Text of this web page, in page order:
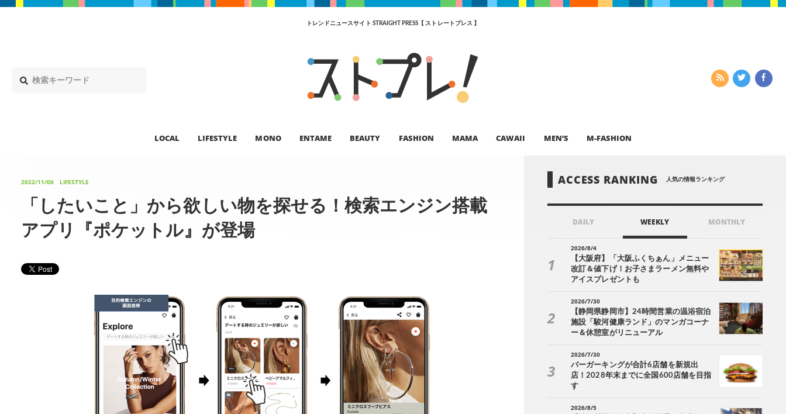
トレンドニュースサイト STRAIGHT PRESS【 ストレートプレス 】
LOCAL LIFESTYLE MONO ENTAME BEAUTY FASHION MAMA CAWAII MEN’S M-FASHION
2022/11/06 LIFESTYLE
「したいこと」から欲しい物を探せる！検索エンジン搭載
アプリ『ポケットル』が登場
ACCESS RANKING 人気の情報ランキング
DAILY WEEKLY MONTHLY
2026/8/4
【大阪府】「大阪ふくちぁん」メニュー
改訂＆値下げ！お子さまラーメン無料や
アイスプレゼントも
2026/7/30
【静岡県静岡市】24時間営業の温浴宿泊
施設「駿河健康ランド」のマンガコーナ
ー＆休憩室がリニューアル
2026/7/30
バーガーキングが合計6店舗を新規出
店！2028年末までに全国600店舗を目指
す
2026/8/5